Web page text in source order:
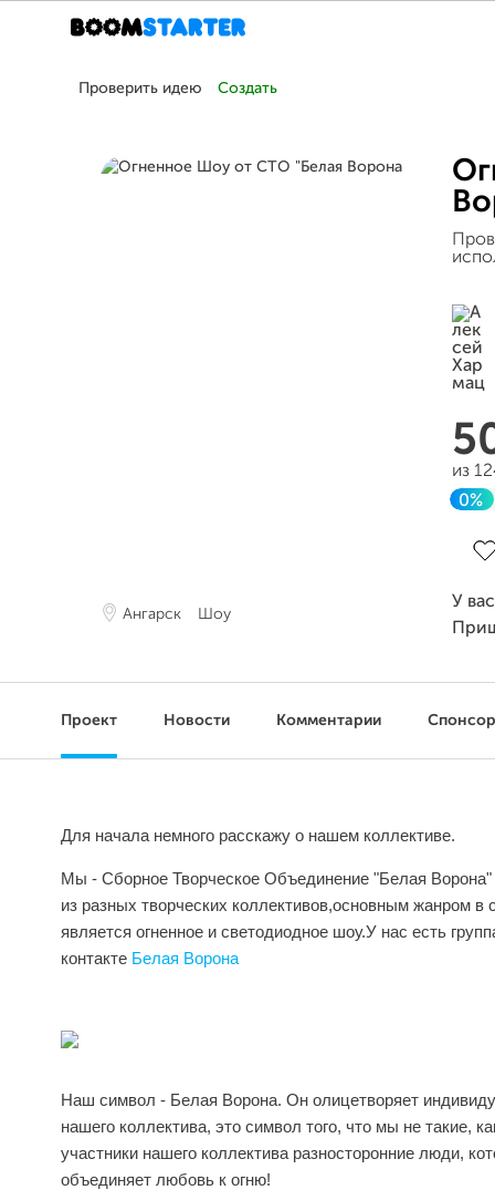
Проверить идею Создать
Ангарск Шоу
из
0%
У
Проект Новости Комментарии
Для начала немного расскажу о нашем коллективе.
Мы - Сборное Творческое Объединение "Белая Ворона"
из разных творческих коллективов,основным жанром в
является огненное и светодиодное шоу.У нас есть
контакте Белая Ворона
Наш символ - Белая Ворона. Он олицетворяет
нашего коллектива, это символ того, что мы не такие,
участники нашего коллектива разносторонние люди,
объединяет любовь к огню!